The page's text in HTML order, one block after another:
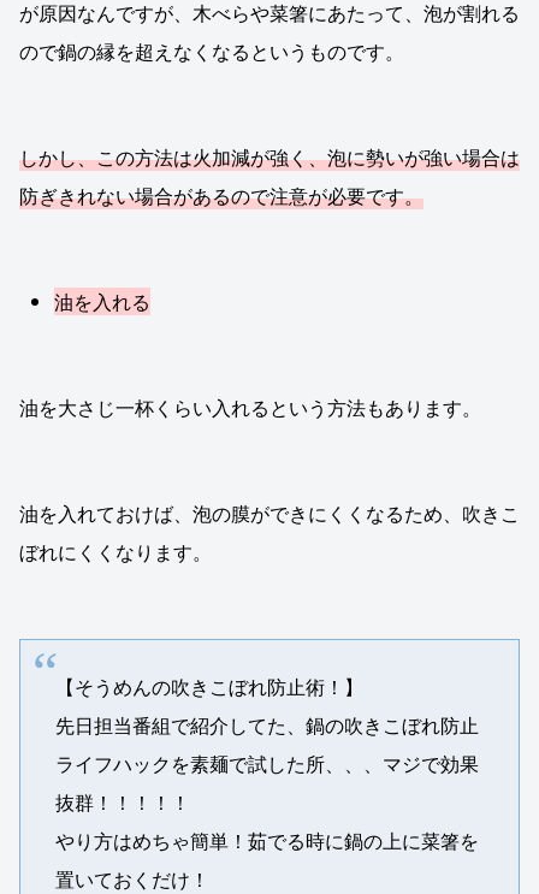
が原因なんですが、木べらや菜箸にあたって、泡が割れる
ので鍋の縁を超えなくなるというものです。
しかし、この方法は火加減が強く、泡に勢いが強い場合は
防ぎきれない場合があるので注意が必要です。
油を入れる
油を大さじ一杯くらい入れるという方法もあります。
油を入れておけば、泡の膜ができにくくなるため、吹きこ
ぼれにくくなります。
【そうめんの吹きこぼれ防止術！】
先日担当番組で紹介してた、鍋の吹きこぼれ防止
ライフハックを素麺で試した所、、、マジで効果
抜群！！！！！
やり方はめちゃ簡単！茹でる時に鍋の上に菜箸を
置いておくだけ！